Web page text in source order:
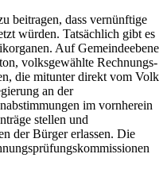
beitragen, dass vernünftige
würden. Tatsächlich gibt es
Auf Gemeindeebene
volksgewählte Rechnungs-
die mitunter direkt vom Volk
an der
im vornherein
stellen und
der Bürger erlassen. Die